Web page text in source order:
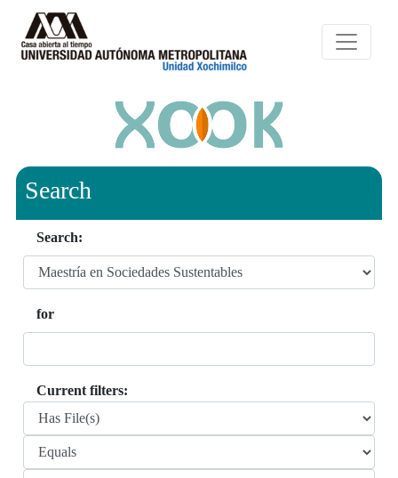
Search
Search:
for
Current filters: